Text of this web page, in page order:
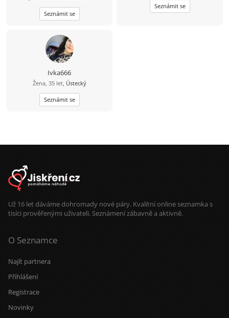
Seznámit se
Seznámit se
Ivka666
Žena, 35 let, Ústecký
Seznámit se
Už 16 let dáváme dohromady nové páry. Kvalitní online seznamka s
tisíci prověřenými uživateli. Seznámení zábavně a aktivně.
O Seznamce
Najít partnera
Přihlášení
Registrace
Novinky